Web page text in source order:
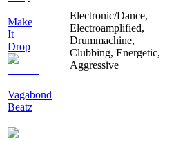
Make
It
Drop
Vagabond
Beatz
Electronic/Dance,
Electroamplified,
Drummachine,
Clubbing, Energetic,
Aggressive